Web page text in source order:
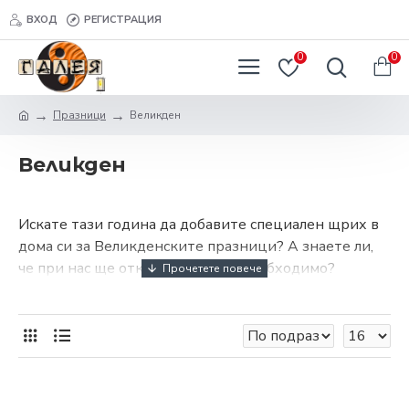
ВХОД РЕГИСТРАЦИЯ
0 0
Празници Великден
Великден
Искате тази година да добавите специален щрих в
дома си за Великденските празници? А знаете ли,
че при нас ще откриете всичко необходимо?
впечатляваща или семпла аранжировка, да откриете
подходяща декорация или поставка за яйцата. В